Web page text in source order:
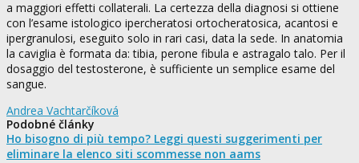
a maggiori effetti collaterali. La certezza della diagnosi si ottiene
con l’esame istologico ipercheratosi ortocheratosica, acantosi e
ipergranulosi, eseguito solo in rari casi, data la sede. In anatomia
la caviglia è formata da: tibia, perone fibula e astragalo talo. Per il
dosaggio del testosterone, è sufficiente un semplice esame del
sangue.
Andrea Vachtarčíková
Podobné články
Ho bisogno di più tempo? Leggi questi suggerimenti per
eliminare la elenco siti scommesse non aams